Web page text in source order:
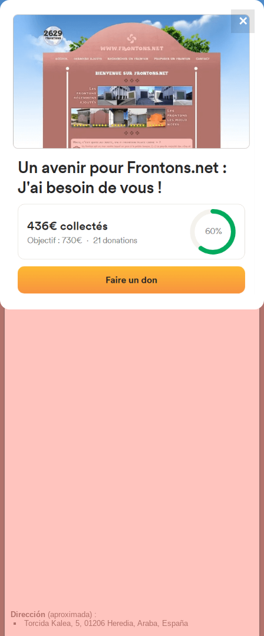
FRONTONS.NET
BUSCAR UN FRONTÓN
AÑADIR UN FRONTÓN
4784
frontones
01206 Heredia, Araba Espagne
Fotos Comentarios y reseñas
Dirección (aproximada) :
Torcida Kalea, 5, 01206 Heredia, Araba, España
✕